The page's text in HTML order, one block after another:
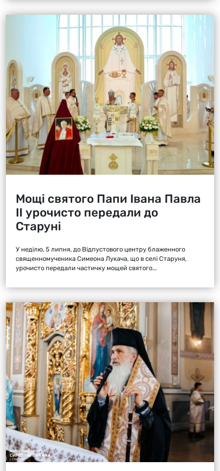
Мощі святого Папи Івана Павла
ІІ урочисто передали до
Старуні
У неділю, 5 липня, до Відпустового центру блаженного
священномученика Симеона Лукача, що в селі Старуня,
урочисто передали частичку мощей святого...